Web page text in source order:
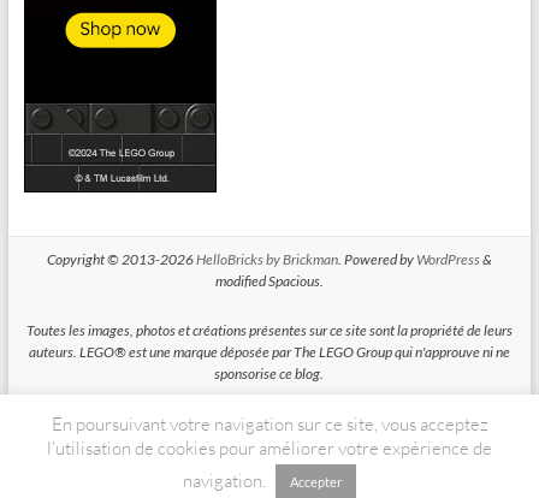
Copyright © 2013-2026HelloBricks by Brickman. Powered by WordPress&
modified Spacious.
Toutes les images, photos et créations présentes sur ce site sont la propriété de leurs
auteurs. LEGO® est une marque déposée par The LEGO Group qui n'approuve ni ne
sponsorise ce blog.
HelloBricks participe au Programme Partenaires d'Amazon EU, un programme
d'affiliation conçu pour permettre à des sites de percevoir une rémunération grace à
la création de liens vers Amazon.fr
En poursuivant votre navigation sur ce site, vous acceptez
l’utilisation de cookies pour améliorer votre expérience de
navigation.
Accepter